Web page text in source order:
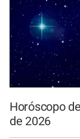
Horóscopo
de 2026